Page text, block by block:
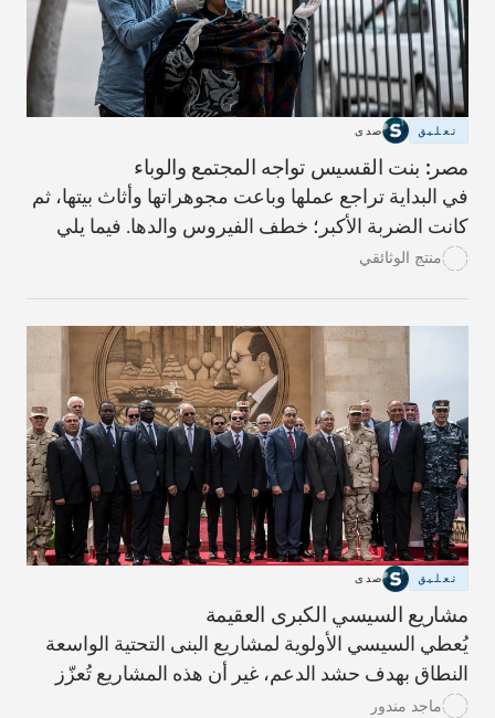
تعليق صدى
مصر: بنت القسيس تواجه المجتمع والوباء
في البداية تراجع عملها وباعت مجوهراتها وأثاث بيتها، ثم
كانت الضربة الأكبر؛ خطف الفيروس والدها. فيما يلي
تروي نادية بنت القسيس حكايتها.
منتج الوثائقي
تعليق صدى
مشاريع السيسي الكبرى العقيمة
يُعطي السيسي الأولوية لمشاريع البنى التحتية الواسعة
النطاق بهدف حشد الدعم، غير أن هذه المشاريع تُعزّز
قبضة القوات المسلحة على الاقتصاد ولا تُقدّم أي منافع
ماجد مندور